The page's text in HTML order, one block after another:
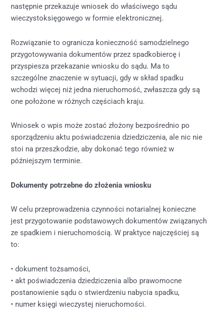
następnie przekazuje wniosek do właściwego sądu
wieczystoksięgowego w formie elektronicznej.
Rozwiązanie to ogranicza konieczność samodzielnego
przygotowywania dokumentów przez spadkobiercę i
przyspiesza przekazanie wniosku do sądu. Ma to
szczególne znaczenie w sytuacji, gdy w skład spadku
wchodzi więcej niż jedna nieruchomość, zwłaszcza gdy są
one położone w różnych częściach kraju.
Wniosek o wpis może zostać złożony bezpośrednio po
sporządzeniu aktu poświadczenia dziedziczenia, ale nic nie
stoi na przeszkodzie, aby dokonać tego również w
późniejszym terminie.
Dokumenty potrzebne do złożenia wniosku
W celu przeprowadzenia czynności notarialnej konieczne
jest przygotowanie podstawowych dokumentów związanych
ze spadkiem i nieruchomością. W praktyce najczęściej są
to:
• dokument tożsamości,
• akt poświadczenia dziedziczenia albo prawomocne
postanowienie sądu o stwierdzeniu nabycia spadku,
• numer księgi wieczystej nieruchomości.